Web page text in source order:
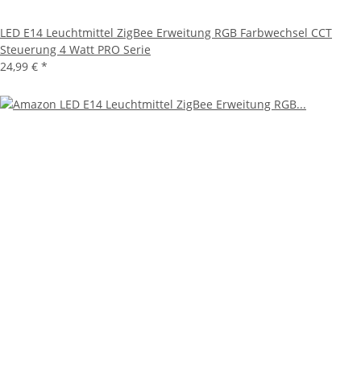
LED E14 Leuchtmittel ZigBee Erweitung RGB Farbwechsel CCT
Steuerung 4 Watt PRO Serie
24,99 € *